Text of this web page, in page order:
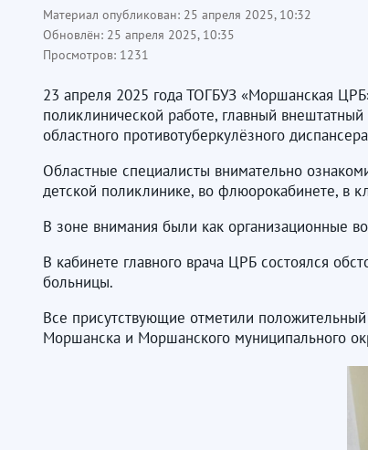
Материал опубликован: 25 апреля 2025, 10:32
Обновлён: 25 апреля 2025, 10:35
Просмотров: 1231
23 апреля 2025 года ТОГБУЗ «Моршанская
поликлинической работе, главный
областного противотуберкулёзного
Областные специалисты внимательно
детской поликлинике, во флюорокабинете, в
В зоне внимания были как организационные
В кабинете главного врача ЦРБ состоялся
больницы.
Все присутствующие отметили
Моршанска и Моршанского муниципального